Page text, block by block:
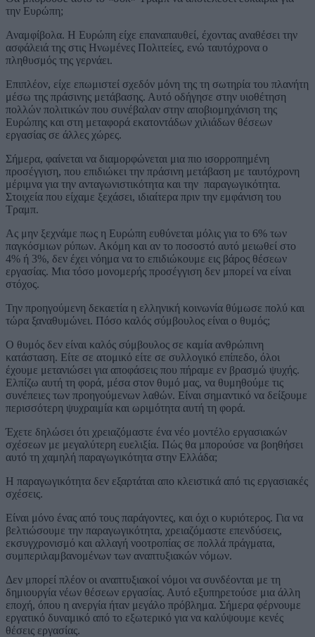
την Ευρώπη;
Αναμφίβολα. Η Ευρώπη είχε επαναπαυθεί, έχοντας αναθέσει την
ασφάλειά της στις Ηνωμένες Πολιτείες, ενώ ταυτόχρονα ο
πληθυσμός της γερνάει.
Επιπλέον, είχε επωμιστεί σχεδόν μόνη της τη σωτηρία του πλανήτη
μέσω της πράσινης μετάβασης. Αυτό οδήγησε στην υιοθέτηση
πολλών πολιτικών που συνέβαλαν στην αποβιομηχάνιση της
Ευρώπης και στη μεταφορά εκατοντάδων χιλιάδων θέσεων
εργασίας σε άλλες χώρες.
Σήμερα, φαίνεται να διαμορφώνεται μια πιο ισορροπημένη
προσέγγιση, που επιδιώκει την πράσινη μετάβαση με ταυτόχρονη
μέριμνα για την ανταγωνιστικότητα και την παραγωγικότητα.
Στοιχεία που είχαμε ξεχάσει, ιδιαίτερα πριν την εμφάνιση του
Τραμπ.
Ας μην ξεχνάμε πως η Ευρώπη ευθύνεται μόλις για το 6% των
παγκόσμιων ρύπων. Ακόμη και αν το ποσοστό αυτό μειωθεί στο
4% ή 3%, δεν έχει νόημα να το επιδιώκουμε εις βάρος θέσεων
εργασίας. Μια τόσο μονομερής προσέγγιση δεν μπορεί να είναι
στόχος.
Την προηγούμενη δεκαετία η ελληνική κοινωνία θύμωσε πολύ και
τώρα ξαναθυμώνει. Πόσο καλός σύμβουλος είναι ο θυμός;
Ο θυμός δεν είναι καλός σύμβουλος σε καμία ανθρώπινη
κατάσταση. Είτε σε ατομικό είτε σε συλλογικό επίπεδο, όλοι
έχουμε μετανιώσει για αποφάσεις που πήραμε εν βρασμώ ψυχής.
Ελπίζω αυτή τη φορά, μέσα στον θυμό μας, να θυμηθούμε τις
συνέπειες των προηγούμενων λαθών. Είναι σημαντικό να δείξουμε
περισσότερη ψυχραιμία και ωριμότητα αυτή τη φορά.
Έχετε δηλώσει ότι χρειαζόμαστε ένα νέο μοντέλο εργασιακών
σχέσεων με μεγαλύτερη ευελιξία. Πώς θα μπορούσε να βοηθήσει
αυτό τη χαμηλή παραγωγικότητα στην Ελλάδα;
Η παραγωγικότητα δεν εξαρτάται απο κλειστικά από τις εργασιακές
σχέσεις.
Είναι μόνο ένας από τους παράγοντες, και όχι ο κυριότερος. Για να
βελτιώσουμε την παραγωγικότητα, χρειαζόμαστε επενδύσεις,
εκσυγχρονισμό και αλλαγή νοοτροπίας σε πολλά πράγματα,
συμπεριλαμβανομένων των αναπτυξιακών νόμων.
Δεν μπορεί πλέον οι αναπτυξιακοί νόμοι να συνδέονται με τη
δημιουργία νέων θέσεων εργασίας. Αυτό εξυπηρετούσε μια άλλη
εποχή, όπου η ανεργία ήταν μεγάλο πρόβλημα. Σήμερα φέρνουμε
εργατικό δυναμικό από το εξωτερικό για να καλύψουμε κενές
θέσεις εργασίας.